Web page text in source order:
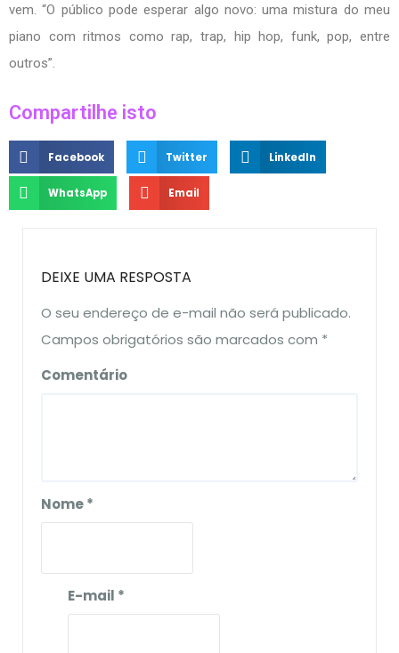
vem. “O público pode esperar algo novo: uma mistura do meu
piano com ritmos como rap, trap, hip hop, funk, pop, entre
outros”.
Compartilhe isto
Facebook Twitter LinkedIn
WhatsApp Email
DEIXE UMA RESPOSTA
O seu endereço de e-mail não será publicado.
Campos obrigatórios são marcados com *
Comentário
Nome*
E-mail *